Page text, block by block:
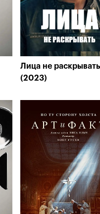
Лица не раскрывать
(2023)